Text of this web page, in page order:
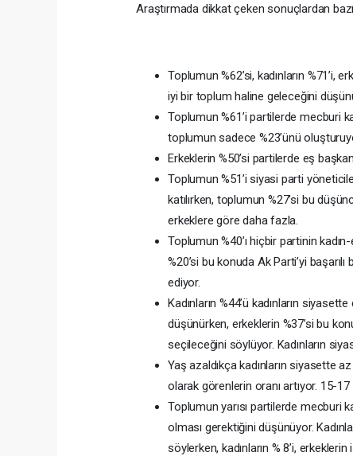
Araştırmada dikkat çeken sonuçlardan
Toplumun %62’si, kadınların %71’i,
iyi bir toplum haline geleceğini
Toplumun %61’i partilerde mecburi
toplumun sadece %23’ünü
Erkeklerin %50’si partilerde eş
Toplumun %51’i siyasi parti
katılırken, toplumun %27’si bu
erkeklere göre daha fazla.
Toplumun %40’ı hiçbir partinin
%20’si bu konuda Ak Parti’yi
ediyor.
Kadınların %44’ü kadınların
düşünürken, erkeklerin %37’si bu
seçileceğini söylüyor. Kadınların
Yaş azaldıkça kadınların siyasette
olarak görenlerin oranı artıyor. 15-
Toplumun yarısı partilerde mecburi
olması gerektiğini düşünüyor.
söylerken, kadınların % 8’i,